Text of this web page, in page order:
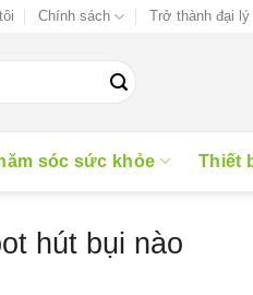
Chính sách Trở thành đại lý
sóc sức khỏe Thiết
hút bụi nào